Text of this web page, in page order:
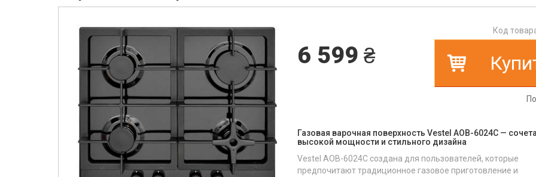
Код
6 599 ₴
Газовая варочная поверхность Vestel AOB-6024C —
высокой мощности и стильного дизайна
Vestel AOB-6024C создана для пользователей, которые
предпочитают традиционное газовое приготовление и